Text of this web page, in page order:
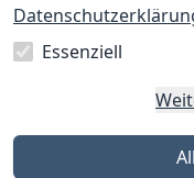
Essenziell
Barrierefreihe